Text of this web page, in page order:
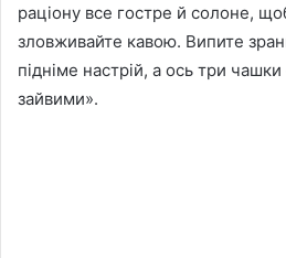
раціону все гостре й солоне,
зловживайте кавою. Випите
підніме настрій, а ось три
зайвими».